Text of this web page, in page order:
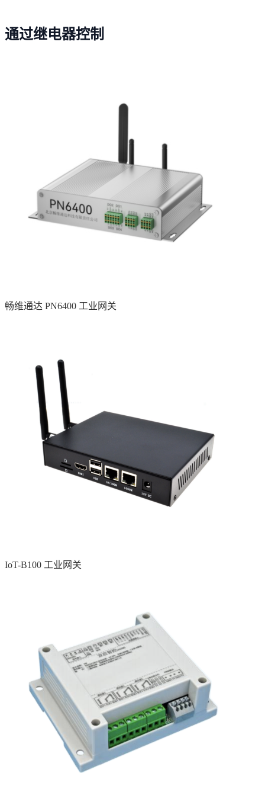
通过继电器控制
畅维通达 PN6400 工业网关
IoT-B100 工业网关